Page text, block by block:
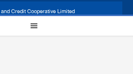
Credit Cooperative Limited